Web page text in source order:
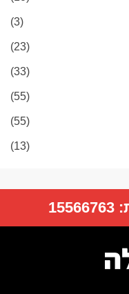
(3)
(23)
(33)
(55)
(55)
(13)
15566763